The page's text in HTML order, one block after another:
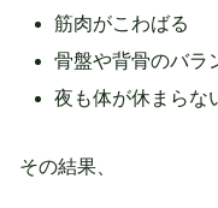
筋肉がこわばる
骨盤や背骨のバラ
夜も体が休まらな
その結果、